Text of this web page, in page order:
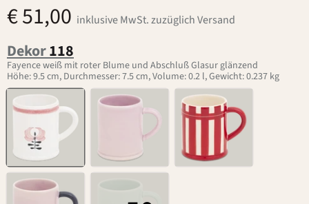
€ 51,00 inklusive MwSt. zuzüglich Versand
Dekor118
Fayence weiß mit roter Blume und Abschluß Glasur glänzend
Höhe: 9.5 cm, Durchmesser: 7.5 cm, Volume: 0.2 l, Gewicht: 0.237 kg